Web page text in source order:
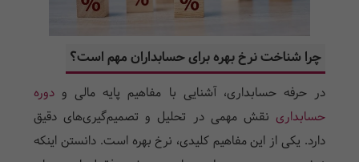
چرا شناخت نرخ بهره برای حسابداران مهم است؟
در حرفه حسابداری، آشنایی با مفاهیم پایه مالی و دوره
حسابداری نقش مهمی در تحلیل و تصمیم‌گیری‌های دقیق
دارد. یکی از این مفاهیم کلیدی، نرخ بهره است. دانستن اینکه